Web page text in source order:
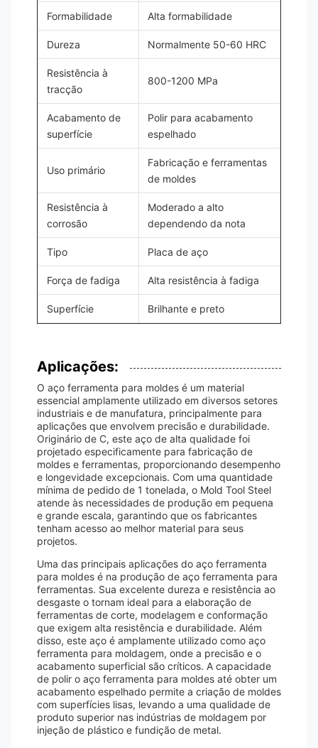
Formabilidade Alta formabilidade
Dureza Normalmente 50-60 HRC
Resistência à
tracção
800-1200 MPa
Acabamento de
superfície
Polir para acabamento
espelhado
Uso primário
Fabricação e ferramentas
de moldes
Resistência à
corrosão
Moderado a alto
dependendo da nota
Tipo Placa de aço
Força de fadiga Alta resistência à fadiga
Superfície Brilhante e preto
Aplicações:
O aço ferramenta para moldes é um material
essencial amplamente utilizado em diversos setores
industriais e de manufatura, principalmente para
aplicações que envolvem precisão e durabilidade.
Originário de C, este aço de alta qualidade foi
projetado especificamente para fabricação de
moldes e ferramentas, proporcionando desempenho
e longevidade excepcionais. Com uma quantidade
mínima de pedido de 1 tonelada, o Mold Tool Steel
atende às necessidades de produção em pequena
e grande escala, garantindo que os fabricantes
tenham acesso ao melhor material para seus
projetos.
Uma das principais aplicações do aço ferramenta
para moldes é na produção de aço ferramenta para
ferramentas. Sua excelente dureza e resistência ao
desgaste o tornam ideal para a elaboração de
ferramentas de corte, modelagem e conformação
que exigem alta resistência e durabilidade. Além
disso, este aço é amplamente utilizado como aço
ferramenta para moldagem, onde a precisão e o
acabamento superficial são críticos. A capacidade
de polir o aço ferramenta para moldes até obter um
acabamento espelhado permite a criação de moldes
com superfícies lisas, levando a uma qualidade de
produto superior nas indústrias de moldagem por
injeção de plástico e fundição de metal.